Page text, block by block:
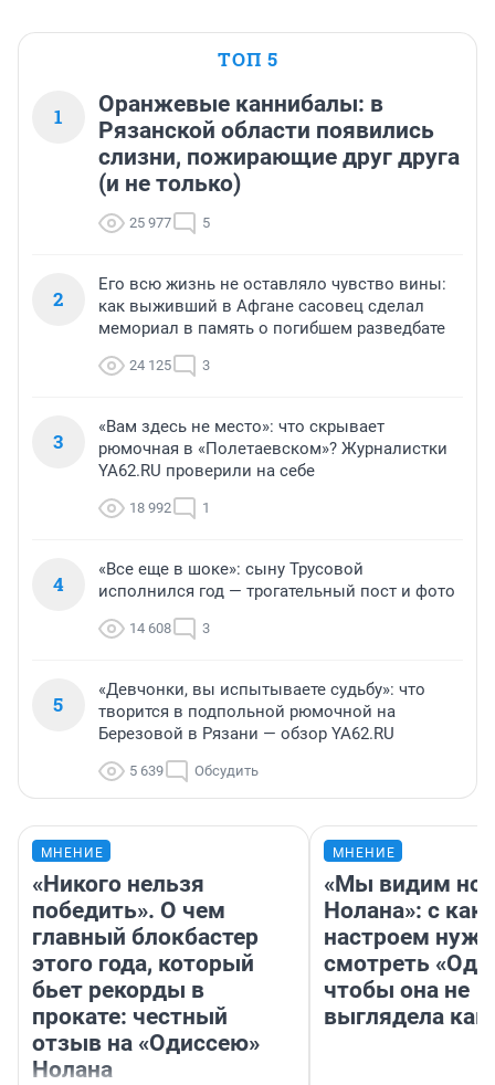
ТОП 5
1
Оранжевые каннибалы: в
Рязанской области появились
слизни, пожирающие друг друга
(и не только)
25 977 5
2
Его всю жизнь не оставляло чувство вины:
как выживший в Афгане сасовец сделал
мемориал в память о погибшем разведбате
24 125 3
3
«Вам здесь не место»: что скрывает
рюмочная в «Полетаевском»? Журналистки
YA62.RU проверили на себе
18 992 1
4
«Все еще в шоке»: сыну Трусовой
исполнился год — трогательный пост и фото
14 608 3
5
«Девчонки, вы испытываете судьбу»: что
творится в подпольной рюмочной на
Березовой в Рязани — обзор YA62.RU
5 639 Обсудить
МНЕНИЕ
«Никого нельзя
победить». О чем
главный блокбастер
этого года, который
бьет рекорды в
прокате: честный
отзыв на «Одиссею»
Нолана
МНЕНИЕ
«Мы видим
Нолана»: с
настроем
смотреть
чтобы она не
выглядела как